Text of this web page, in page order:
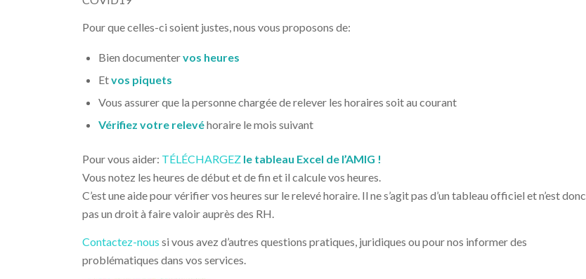
Pour que celles-ci soient justes, nous vous proposons de:
Bien documentervos heures
Etvos piquets
Vous assurer que la personne chargée de relever les horaires soit au courant
Vérifiez votre relevéhoraire le mois suivant
Pour vous aider: TÉLÉCHARGEZ le tableau Excel de l’AMIG !
Vous notez les heures de début et de fin et il calcule vos heures.
C’est une aide pour vérifier vos heures sur le relevé horaire. Il ne s’agit pas d’un tableau officiel et n’est donc
pas un droit à faire valoir auprès des RH.
Contactez-nous si vous avez d’autres questions pratiques, juridiques ou pour nos informer des
problématiques dans vos services.